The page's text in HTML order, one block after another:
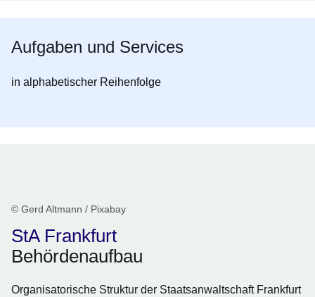
Aufgaben und Services
in alphabetischer Reihenfolge
© Gerd Altmann / Pixabay
StA Frankfurt
Behördenaufbau
Organisatorische Struktur der Staatsanwaltschaft Frankfurt